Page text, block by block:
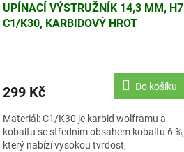
UPÍNACÍ VÝSTRUŽNÍK 14,3 MM, H7
C1/K30, KARBIDOVÝ HROT
299 Kč Do košíku
Materiál: C1/K30 je karbid wolframu a
kobaltu se středním obsahem kobaltu 6 %,
který nabízí vysokou tvrdost,